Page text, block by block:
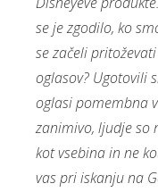
se je zgodilo, ko
se začeli
oglasov? Ugotovili
oglasi pomembna
zanimivo, ljudje so
kot vsebina in ne
vas pri iskanju na